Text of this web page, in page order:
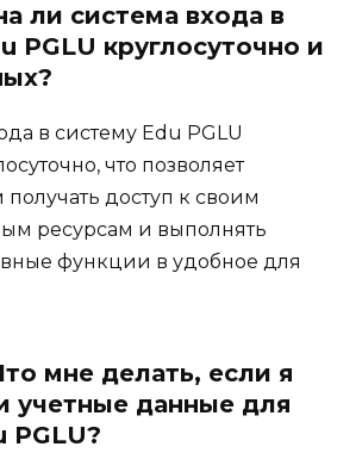
ли система входа в
PGLU круглосуточно и
в систему Edu PGLU
что позволяет
получать доступ к своим
ресурсам и выполнять
функции в удобное для
мне делать, если я
учетные данные для
PGLU?